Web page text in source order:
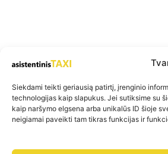
Siekdami teikti geriausią patirtį, įrenginio
technologijas kaip slapukus. Jei sutiksime su
kaip naršymo elgsena arba unikalūs ID šioje
neigiamai paveikti tam tikras funkcijas ir